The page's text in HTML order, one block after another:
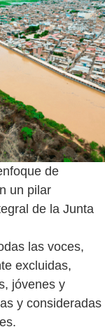
de
un pilar
de la Junta
las voces,
excluidas,
jóvenes y
y consideradas